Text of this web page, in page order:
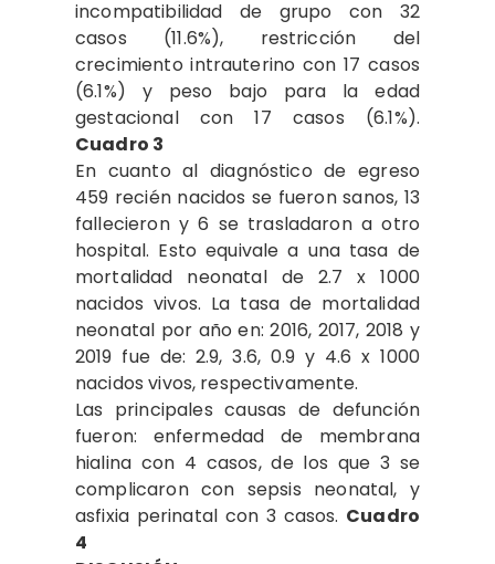
incompatibilidad de grupo con 32
casos (11.6%), restricción del
crecimiento intrauterino con 17 casos
(6.1%) y peso bajo para la edad
gestacional con 17 casos (6.1%).
Cuadro 3
En cuanto al diagnóstico de egreso
459 recién nacidos se fueron sanos, 13
fallecieron y 6 se trasladaron a otro
hospital. Esto equivale a una tasa de
mortalidad neonatal de 2.7 x 1000
nacidos vivos. La tasa de mortalidad
neonatal por año en: 2016, 2017, 2018 y
2019 fue de: 2.9, 3.6, 0.9 y 4.6 x 1000
nacidos vivos, respectivamente.
Las principales causas de defunción
fueron: enfermedad de membrana
hialina con 4 casos, de los que 3 se
complicaron con sepsis neonatal, y
asfixia perinatal con 3 casos. Cuadro
4